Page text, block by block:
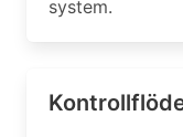
system.